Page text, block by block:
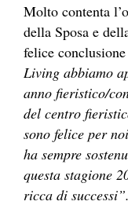
Molto contenta
della Sposa e
felice
Living abbiamo
anno fieristico/
del centro
sono felice per
ha sempre
questa stagione
ricca di successi”.